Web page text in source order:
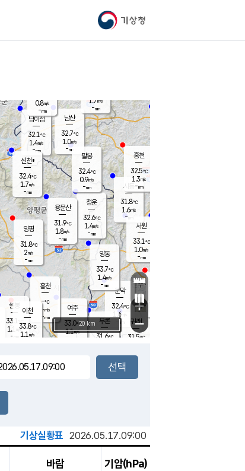
기상청
문막
32.4℃
1.6m/s
mm
남이섬
32.1℃
1.4m/s
-mm
부론
31.6℃
남산
32.7℃
1.0m/s
-mm
청운
32.6℃
1.4m/s
-mm
팔봉
32.4℃
0.9m/s
-mm
여주
33.0℃
1.1m/s
양동
33.7℃
1.4m/s
-mm
장호원
0.8m/s
-mm
신천*
32.4℃
1.7m/s
-mm
흥천
-℃
-m/s
-mm
설봉
33.1
1.1 m/s
- mm
시동
31.8℃
1.6m/s
- mm
귀래
31.5℃
서원
33.1℃
1.0m/s
-mm
용문산
31.9℃
1.8m/s
-mm
홍천
32.5℃
1.3m/s
-mm
이천
33.8℃
1.1 m/s
양평
31.8℃
2m/s
-mm
1.7 m/s
-mm
+
−
20 km
기상실황표 2026.05.17.09:00
바람 기압(hPa)